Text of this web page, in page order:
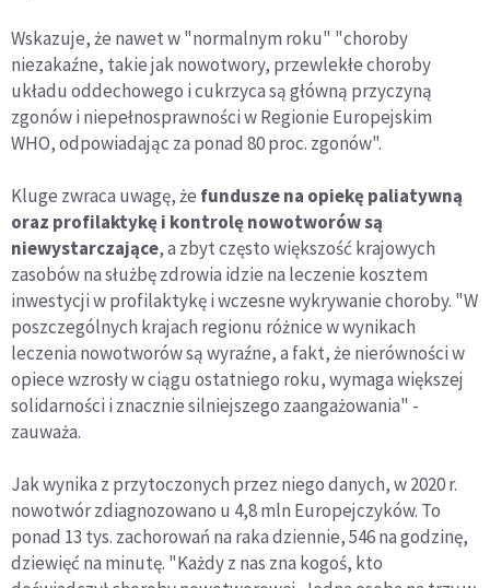
Wskazuje, że nawet w "normalnym roku" "choroby
niezakaźne, takie jak nowotwory, przewlekłe choroby
układu oddechowego i cukrzyca są główną przyczyną
zgonów i niepełnosprawności w Regionie Europejskim
WHO, odpowiadając za ponad 80 proc. zgonów".
Kluge zwraca uwagę, że fundusze na opiekę paliatywną
oraz profilaktykę i kontrolę nowotworów są
niewystarczające, a zbyt często większość krajowych
zasobów na służbę zdrowia idzie na leczenie kosztem
inwestycji w profilaktykę i wczesne wykrywanie choroby. "W
poszczególnych krajach regionu różnice w wynikach
leczenia nowotworów są wyraźne, a fakt, że nierówności w
opiece wzrosły w ciągu ostatniego roku, wymaga większej
solidarności i znacznie silniejszego zaangażowania" -
zauważa.
Jak wynika z przytoczonych przez niego danych, w 2020 r.
nowotwór zdiagnozowano u 4,8 mln Europejczyków. To
ponad 13 tys. zachorowań na raka dziennie, 546 na godzinę,
dziewięć na minutę. "Każdy z nas zna kogoś, kto